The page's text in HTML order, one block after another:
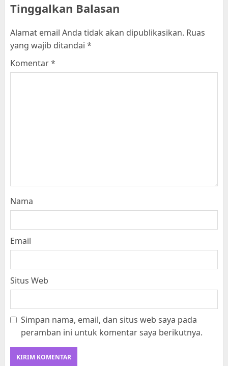
Tinggalkan Balasan
Alamat email Anda tidak akan dipublikasikan. Ruas
yang wajib ditandai *
Komentar*
Nama
Email
Situs Web
Simpan nama, email, dan situs web saya pada
peramban ini untuk komentar saya berikutnya.